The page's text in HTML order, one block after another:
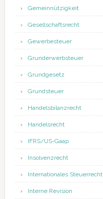
Gemeinnützigkeit
Gesellschaftsrecht
Gewerbesteuer
Grunderwerbsteuer
Grundgesetz
Grundsteuer
Handelsbilanzrecht
Handelsrecht
IFRS/US-Gaap
Insolvenzrecht
Internationales Steuerrecht
Interne Revision